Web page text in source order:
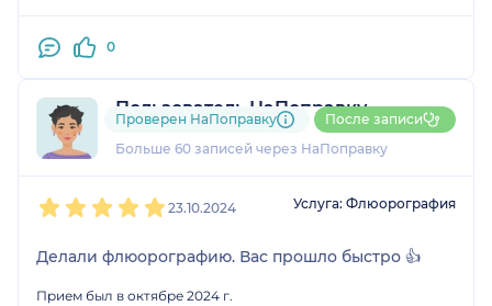
0
Пользователь НаПоправку
23 отзыва
Больше 60 записей через НаПоправку
Проверен НаПоправку После записи
23.10.2024 Услуга: Флюорография
Делали флюорографию. Вас прошло быстро 👍
Прием был в октябре 2024 г.